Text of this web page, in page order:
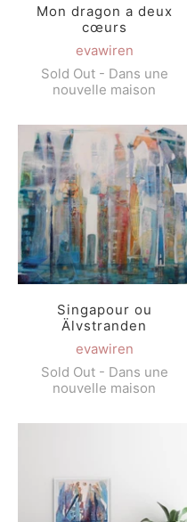
Mon dragon a deux
cœurs
evawiren
Sold Out - Dans une
nouvelle maison
Singapour ou
Älvstranden
evawiren
Sold Out - Dans une
nouvelle maison